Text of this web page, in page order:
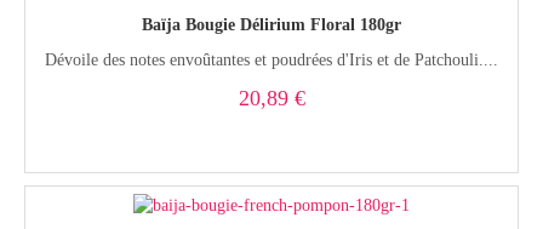
Baïja Bougie Délirium Floral 180gr
Dévoile des notes envoûtantes et poudrées d'Iris et de Patchouli....
20,89 €